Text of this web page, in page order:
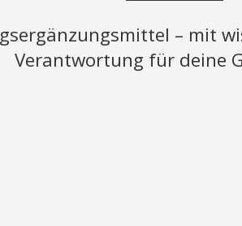
– mit
Verantwortung für deine